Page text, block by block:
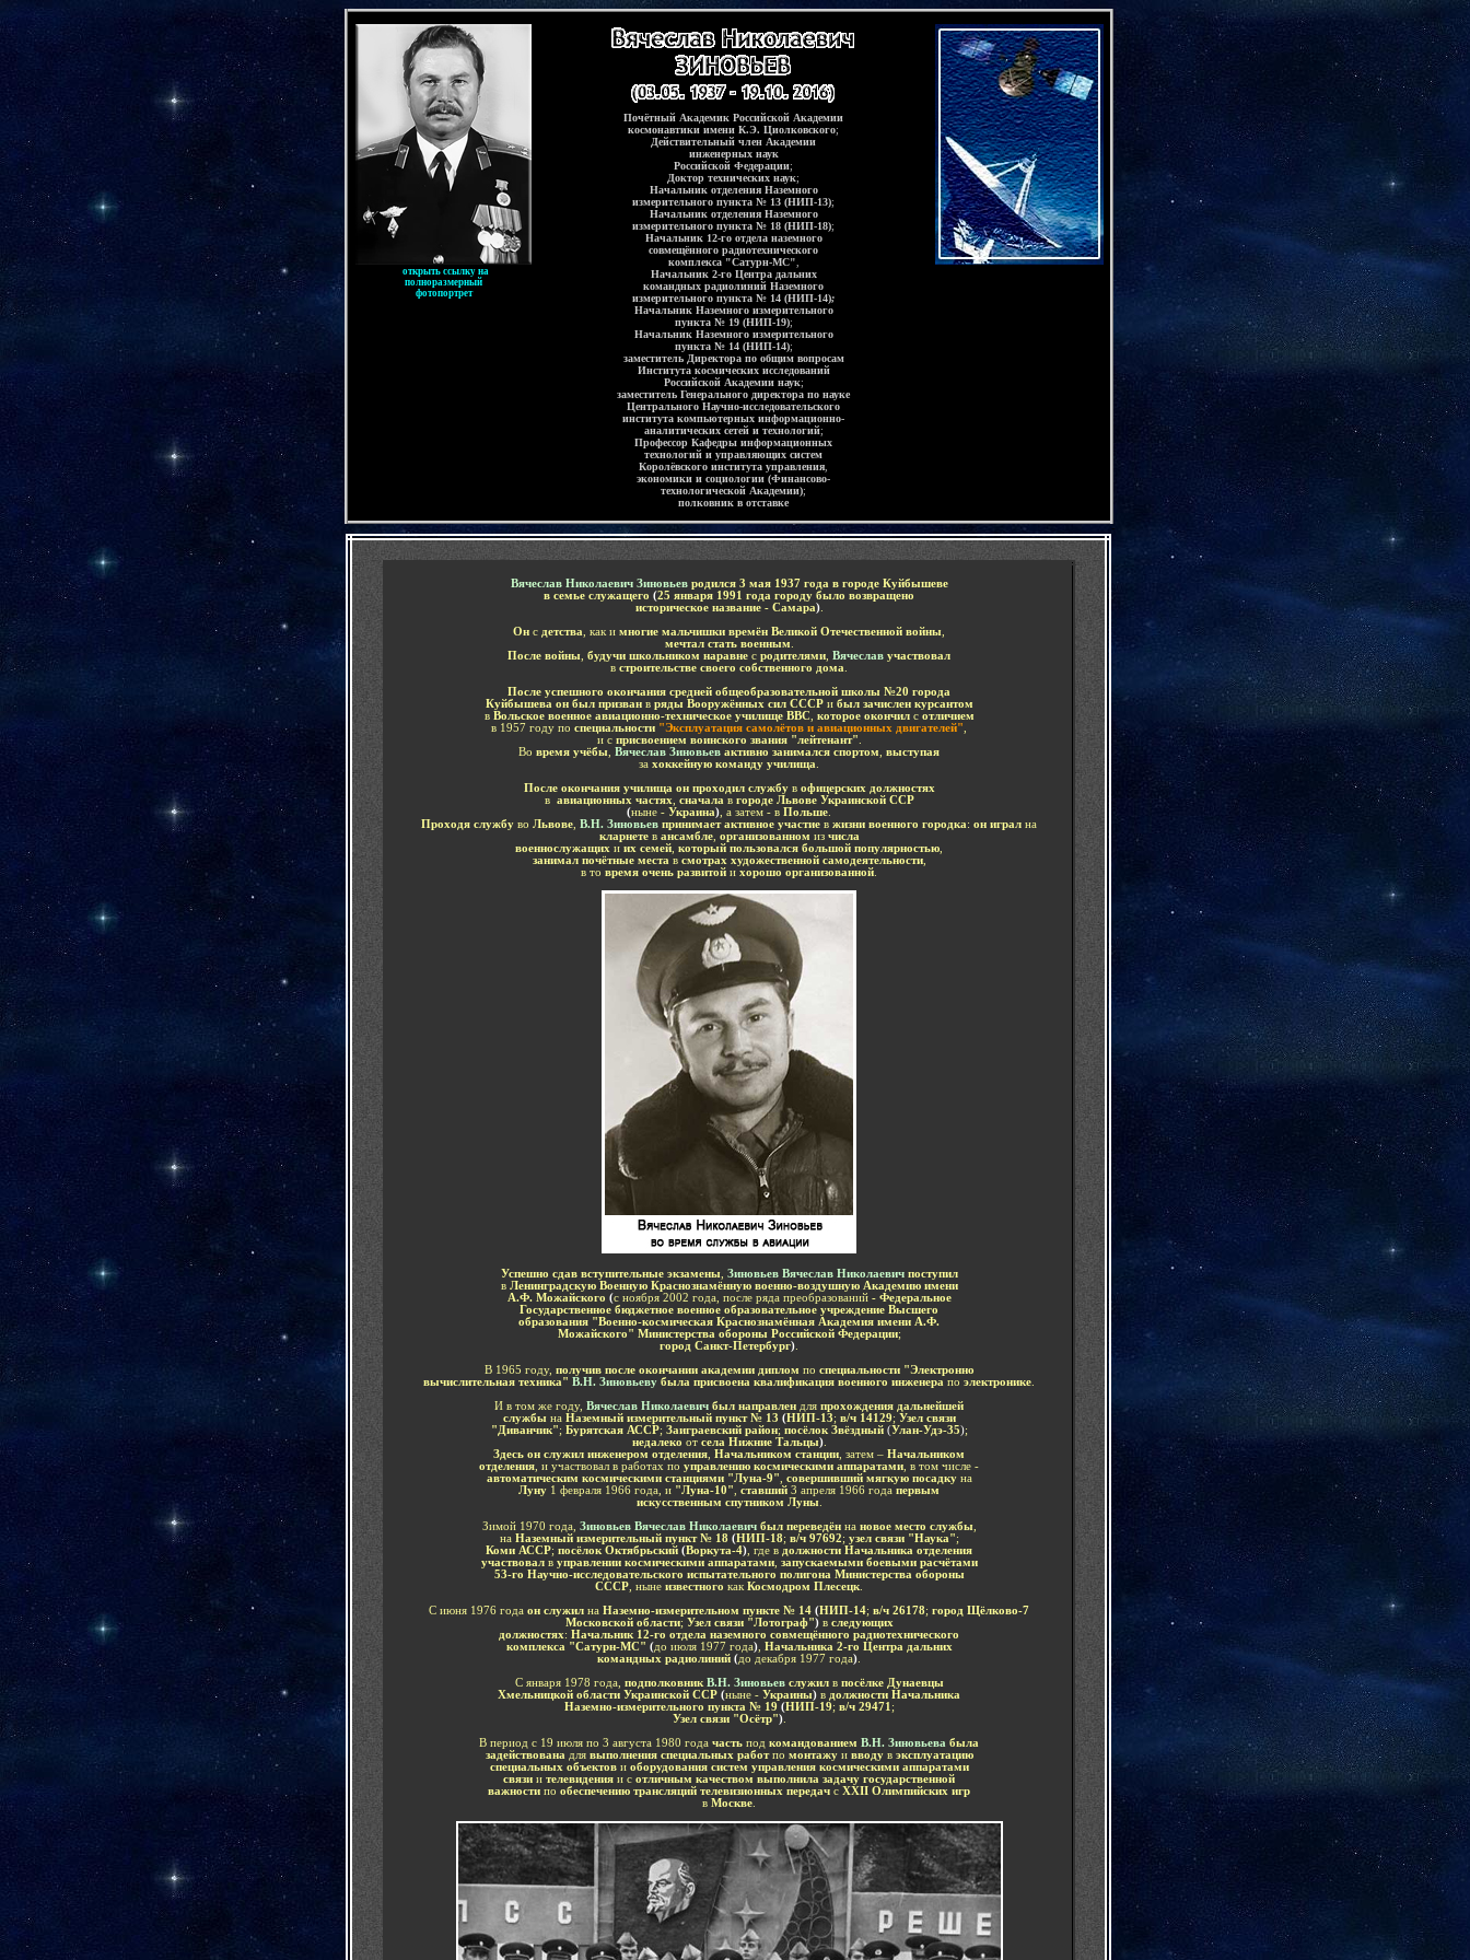
открыть ссылку на
полноразмерный
фотопортрет
Почётный Академик Российской Академии
космонавтики имени К.Э. Циолковского;
Действительный член Академии
инженерных наук
Российской Федерации;
Доктор технических наук;
Начальник отделения Наземного
измерительного пункта № 13 (НИП-13);
Начальник отделения Наземного
измерительного пункта № 18 (НИП-18);
Начальник 12-го отдела наземного
совмещённого радиотехнического
комплекса "Сатурн-МС"
Начальник 2-го Центра дальних
командных радиолиний Наземного
измерительного пункта № 14 (НИП-14);
Начальник Наземного измерительного
пункта № 19 (НИП-19);
Начальник Наземного измерительного
пункта № 14 (НИП-14);
заместитель Директора по общим вопросам
Института космических исследований
Российской Академии наук;
заместитель Генерального директора по науке
Центрального Научно-исследовательского
института компьютерных информационно-
аналитических сетей и технологий;
Профессор Кафедры информационных
технологий и управляющих систем
Королёвского института управления
экономики и социологии (Финансово-
технологической Академии);
полковник в отставке
-
Вячеслав Николаевич Зиновьев родился 3 мая 1937 года в городе Куйбышеве
в семье служащего (25 января 1991 года городу было возвращено
историческое название - Самара).
Он с детства , как и многие мальчишки времён Великой Отечественной войны
мечтал стать военным
После войны будучи школьником наравне с родителями Вячеслав участвовал
в строительстве своего собственного дома
После успешного окончания средней общеобразовательной школы №20 города
Куйбышева он был призванв ряды Вооружённых сил СССРибыл зачислен курсантом
в Вольское военное авиационно-техническое училище ВВС которое окончил с отличием
в 1957 году по специальности "Эксплуатация самолётов и авиационных двигателей"
и с присвоением воинского звания "лейтенант"
Во время учёбы Вячеслав Зиновьев активно занимался спортом
выступая
за хоккейную команду училища
После окончания училища он проходил службу в офицерских должностях
в авиационных частях сначала в городе Львове Украинской ССР
(ныне - Украина) , а затем - в Польше
Проходя службу во Львове В.Н. Зиновьев принимает активное участие в жизни военного городка: он играл на
кларнете вансамбле, организованном из числа
военнослужащих и их семей который пользовался большой популярностью
занимал почётные места в смотрах художественной самодеятельности,
в то время очень развитой и хорошо организованной
Успешно сдав вступительные экзамены, Зиновьев Вячеслав Николаевич поступил
вЛенинградскую Военную Краснознамённую военно-воздушную Академию имени
А.Ф. Можайского (с ноября 2002 года, после ряда преобразований - Федеральное
Государственное бюджетное военное образовательное учреждение Высшего
образования "Военно-космическая Краснознамённая Академия имени А.Ф.
Можайского" Министерства обороны Российской Федерации;
город Санкт-Петербург)
В 1965 году, получив после окончании академии диплом по специальности "Электронно
вычислительная техника" В.Н. Зиновьеву была присвоена квалификация военного инженера по электронике
И в том же году, Вячеслав Николаевич был направлен для прохождения дальнейшей
службы на Наземный измерительный пункт№ 13 (НИП-13; в/ч 14129; Узел связи
"Диванчик"; Бурятская АССР; Заиграевский район; посёлок Звёздный (Улан-Удэ-35);
недалеко отсела Нижние Тальцы).
Здесь он служил инженером отделения Начальником станции , затем – Начальником
отделения , и участвовал в работах по управлению космическими аппаратами , в том числе -
автоматическим космическими станциями "Луна-9"
совершивший мягкую посадку на
Луну 1 февраля 1966 года, и "Луна-10" ставший 3 апреля 1966 года первым
искусственным спутником Луны.
Зимой 1970 года, Зиновьев Вячеслав Николаевичбыл переведён на новое место службы,
на Наземный измерительный пункт№ 18 (НИП-18; в/ч 97692; узел связи "Наука";
Коми АССР; посёлок Октябрьский (Воркута-4) , где в должности Начальника отделения
участвовал вуправлении космическими аппаратами, запускаемыми боевыми расчётами
53-го Научно-исследовательского испытательного полигона Министерства обороны
СССР , ныне известного как Космодром Плесецк
С июня 1976 года он служил на Наземно-измерительном пункте № 14 (НИП-14; в/ч 26178; город Щёлково-7
Московской области; Узел связи "Лотограф") в следующих
должностях: Начальник 12-го отдела наземного совмещённого радиотехнического
комплекса "Сатурн-МС" (до июля 1977 года), Начальника 2-го Центра дальних
командных радиолиний (до декабря 1977 года)
С января 1978 года, подполковник В.Н. Зиновьев служилв посёлке Дунаевцы
Хмельницкой области Украинской ССР (ныне - Украины) в должности Начальника
Наземно-измерительного пункта № 19 (НИП-19; в/ч 29471 ;
Узел связи "Осётр").
В период с 19 июля по 3 августа 1980 года часть под командованием В.Н. Зиновьева была
задействована длявыполнения специальных работпо монтажу и вводу вэксплуатацию
специальных объектов и оборудования систем управления космическими аппаратами
связи и телевидения и с отличным качеством выполнила задачу государственной
важности по обеспечению трансляций телевизионных передач с XXII Олимпийских игр
в Москве